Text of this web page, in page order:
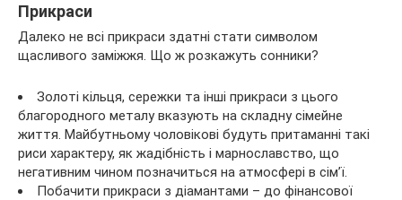
Прикраси
Далеко не всі прикраси здатні стати символом
щасливого заміжжя. Що ж розкажуть сонники?
Золоті кільця, сережки та інші прикраси з цього
благородного металу вказують на складну сімейне
життя. Майбутньому чоловікові будуть притаманні такі
риси характеру, як жадібність і марнославство, що
негативним чином позначиться на атмосфері в сім’ї.
Побачити прикраси з діамантами – до фінансової